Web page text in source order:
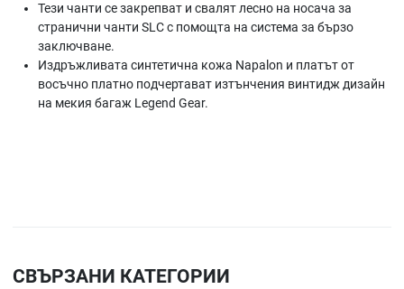
Тези чанти се закрепват и свалят лесно на носача за
странични чанти SLC с помощта на система за бързо
заключване.
Издръжливата синтетична кожа Napalon и платът от
восъчно платно подчертават изтънчения винтидж дизайн
на мекия багаж Legend Gear.
СВЪРЗАНИ КАТЕГОРИИ